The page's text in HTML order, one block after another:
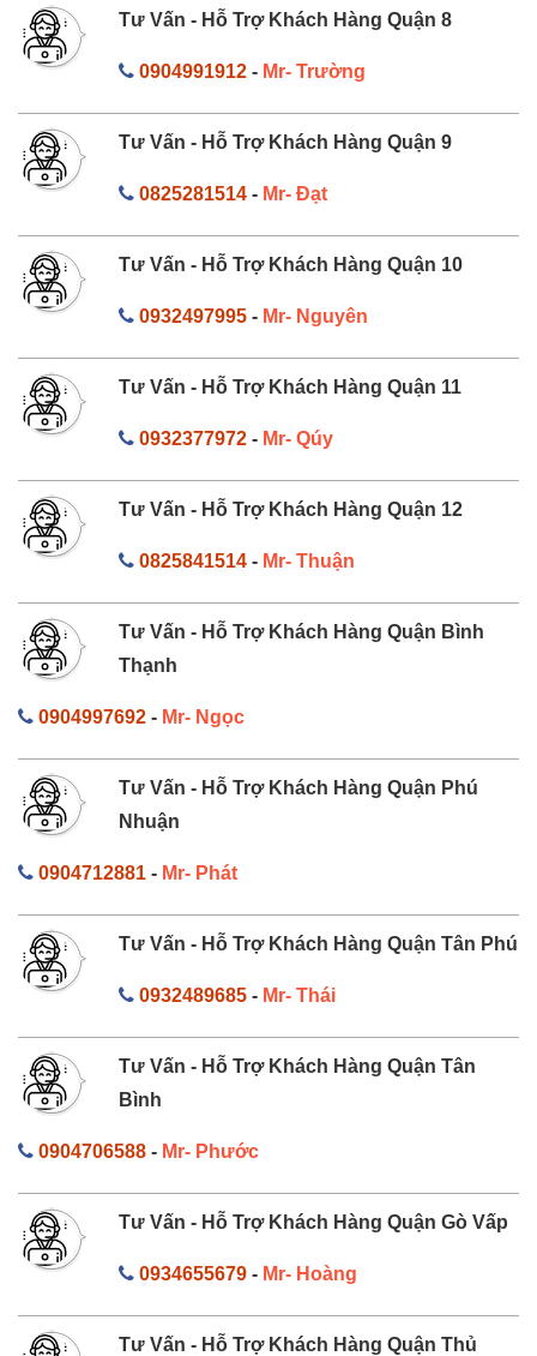
Tư Vấn - Hỗ Trợ Khách Hàng Quận 8
0904991912- Mr- Trường
Tư Vấn - Hỗ Trợ Khách Hàng Quận 9
0825281514- Mr- Đạt
Tư Vấn - Hỗ Trợ Khách Hàng Quận 10
0932497995- Mr- Nguyên
Tư Vấn - Hỗ Trợ Khách Hàng Quận 11
0932377972- Mr- Qúy
Tư Vấn - Hỗ Trợ Khách Hàng Quận 12
0825841514- Mr- Thuận
Tư Vấn - Hỗ Trợ Khách Hàng Quận Bình
Thạnh
0904997692 - Mr- Ngọc
Tư Vấn - Hỗ Trợ Khách Hàng Quận Phú
Nhuận
0904712881 - Mr- Phát
Tư Vấn - Hỗ Trợ Khách Hàng Quận Tân Phú
0932489685- Mr- Thái
Tư Vấn - Hỗ Trợ Khách Hàng Quận Tân
Bình
0904706588 - Mr- Phước
Tư Vấn - Hỗ Trợ Khách Hàng Quận Gò Vấp
0934655679- Mr- Hoàng
Tư Vấn - Hỗ Trợ Khách Hàng Quận Thủ